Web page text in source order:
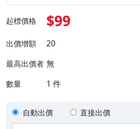
起標價格 $99
出價增額 20
最高出價者 無
數量 1 件
自動出價 直接出價